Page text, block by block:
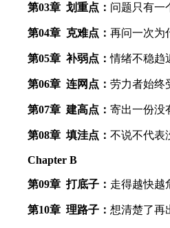
第03章 划重点： 问题只有一
第04章 克难点： 再问一次为
第05章 补弱点：情绪不稳趋
第06章 连网点： 劳力者始终
第07章 建高点： 寄出一份没
第08章 填洼点： 不说不代表
Chapter B
第09章 打底子： 走得越快越
第10章 理路子： 想清楚了再